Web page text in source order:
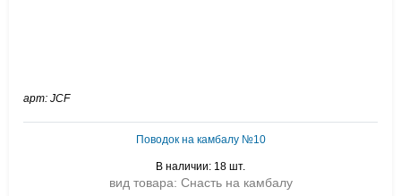
арт: JCF
Поводок на камбалу №10
В наличии: 18 шт.
вид товара: Снасть на камбалу